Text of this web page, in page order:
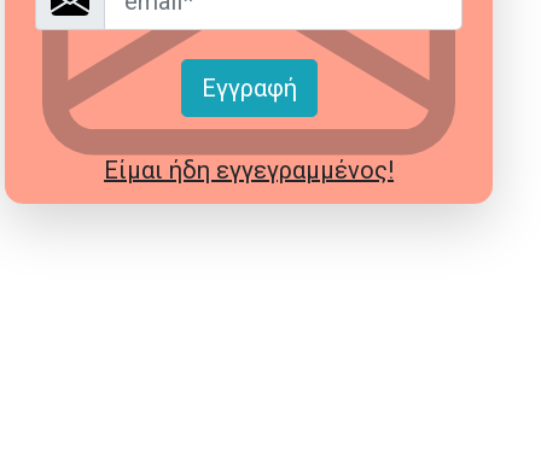
Εγγραφή
Είμαι ήδη εγγεγραμμένος!